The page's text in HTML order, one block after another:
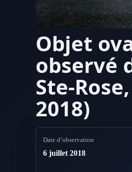
Objet
observé
Ste-
2018)
Date d’observation
6 juillet 2018